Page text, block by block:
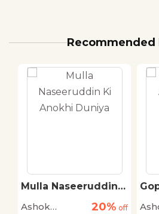
Recommended
Mulla Naseeruddin
Ashok
20% off